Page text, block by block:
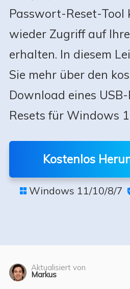
Passwort-Reset-Tool
wieder Zugriff auf
erhalten. In diesem
Sie mehr über den
Download eines
Resets für Windows
Kostenlos
 Windows 11/10/8/7
Aktualisiert von
Markus